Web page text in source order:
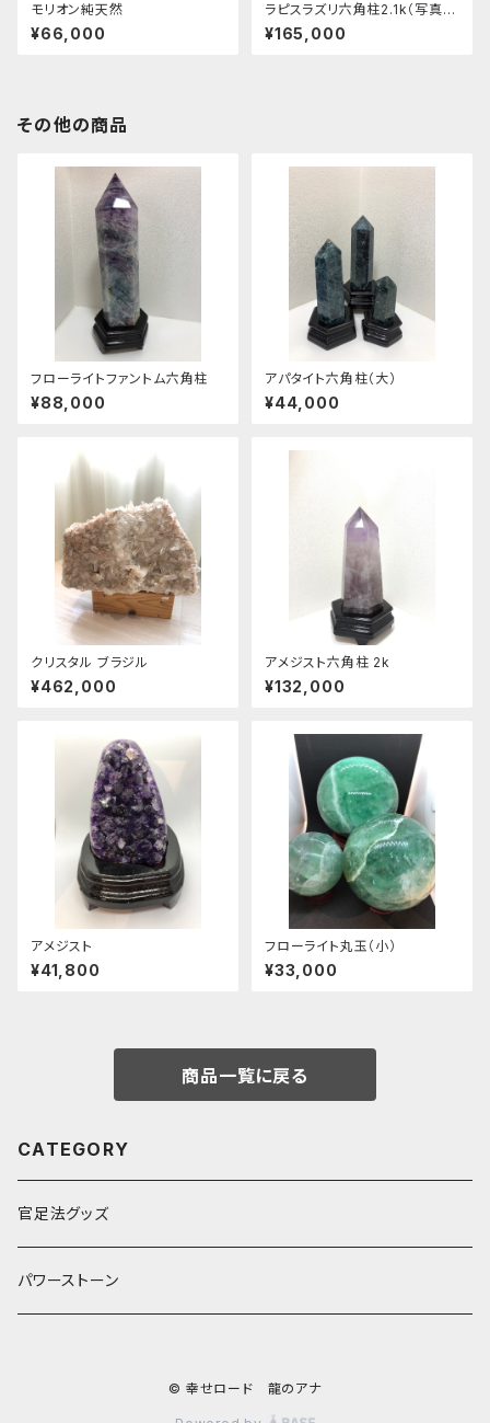
モリオン純天然
¥66,000
ラピスラズリ六角柱2.1k（写真
左）
¥165,000
その他の商品
フローライトファントム六角柱
¥88,000
アパタイト六角柱（大）
¥44,000
クリスタル ブラジル
¥462,000
アメジスト六角柱 2k
¥132,000
アメジスト
¥41,800
フローライト丸玉（小）
¥33,000
商品一覧に戻る
CATEGORY
官足法グッズ
パワーストーン
© 幸せロード 龍のアナ